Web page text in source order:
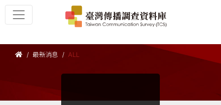
最新消息 ALL